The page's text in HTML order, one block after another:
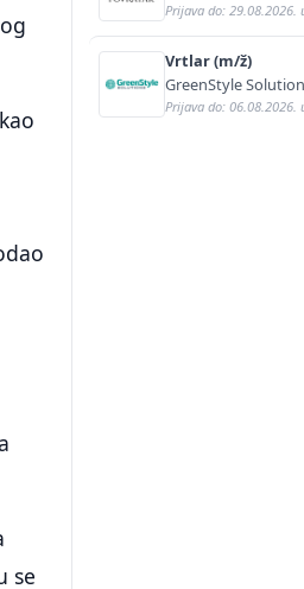
se
Prijava do: 29.08.2026.
Vrtlar (m/ž)
GreenStyle
Prijava do: 06.08.2026.